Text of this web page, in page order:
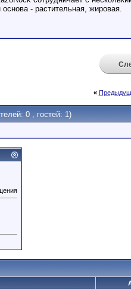
мягкие?...25.03.2020,04:56
16.03.2020,17:43
11:49
12:07
- растительная, жировая.
«
0 , гостей: 1)